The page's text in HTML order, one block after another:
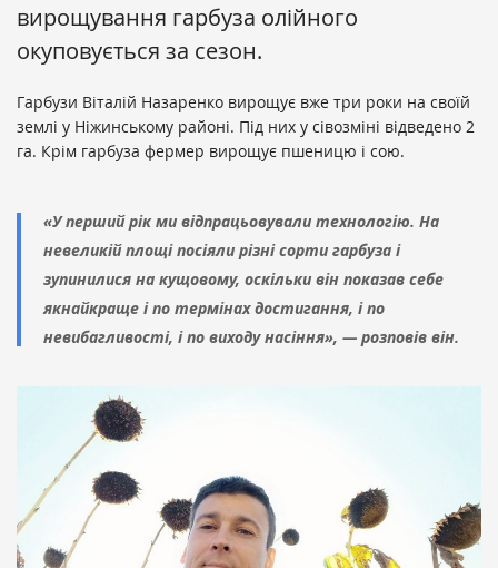
вирощування гарбуза олійного
окуповується за сезон.
Гарбузи Віталій Назаренко вирощує вже три роки на своїй
землі у Ніжинському районі. Під них у сівозміні відведено 2
га. Крім гарбуза фермер вирощує пшеницю і сою.
«У перший рік ми відпрацьовували технологію. На
невеликій площі посіяли різні сорти гарбуза і
зупинилися на кущовому, оскільки він показав себе
якнайкраще і по термінах достигання, і по
невибагливості, і по виходу насіння», — розповів він.